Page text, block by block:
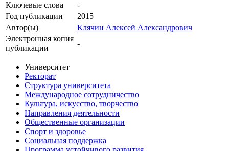
Ключевые cлова
-
Год публикации
2015
Автор(ы)
Клячин Алексей Александрович
Электронная копия
публикации
-
Университет
Ректорат
Структура университета
Международное сотрудничество
Культура, искусство, творчество
Направления деятельности
Общественные организации
Спорт и здоровье
Социальная поддержка